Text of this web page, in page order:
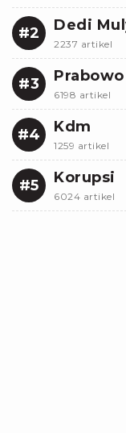
#2 Dedi
2237 artikel
#3
6198 artikel
#4 Kdm
1259 artikel
#5 Korupsi
6024 artikel